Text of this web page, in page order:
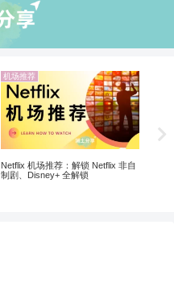
机场推荐
Netflix 机场推荐：解锁 Netflix 非自
制剧、Disney+ 全解锁